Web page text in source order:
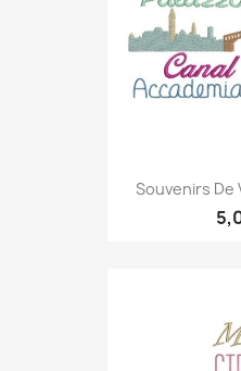
Souvenirs De